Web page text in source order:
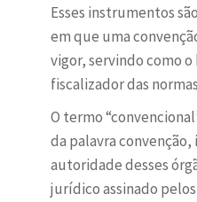
Esses instrumentos
em que uma
vigor, servindo como
fiscalizador das
O termo
da palavra
autoridade desses
jurídico assinado